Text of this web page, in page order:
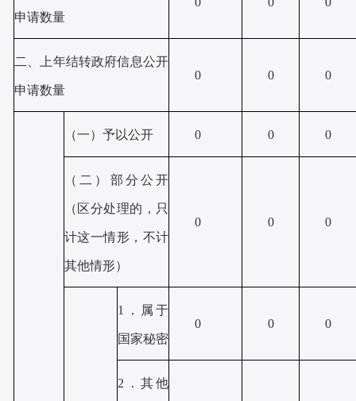
申请数量
二、上年结转政府信息公开
申请数量
0 0 0
（一）予以公开 0 0 0
（二）部分公开
（区分处理的，只
计这一情形，不计
其他情形）
0 0 0
1．属于
国家秘密
0 0 0
2．其他